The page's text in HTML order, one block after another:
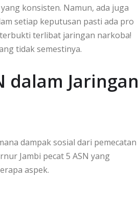
konsisten. Namun, ada juga
setiap keputusan pasti ada pro
terlibat jaringan narkoba!
tidak semestinya.
dalam Jaringan
dampak sosial dari pemecatan
Jambi pecat 5 ASN yang
aspek.